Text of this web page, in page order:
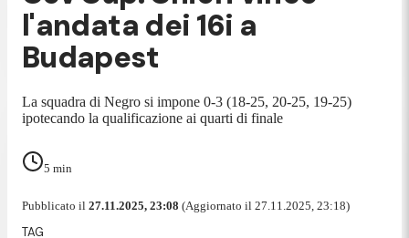
l'andata dei 16i a
Budapest
La squadra di Negro si impone 0-3 (18-25, 20-25, 19-25)
ipotecando la qualificazione ai quarti di finale
5 min
Pubblicato il 27.11.2025, 23:08 (Aggiornato il 27.11.2025, 23:18)